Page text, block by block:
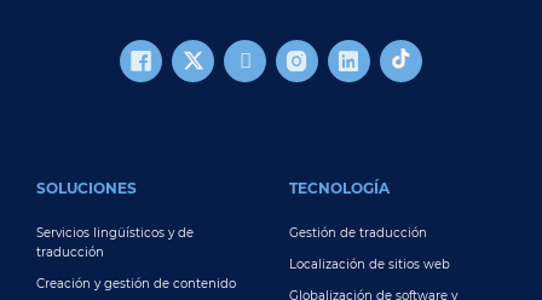
SOLUCIONES
Servicios lingüísticos y de
traducción
Creación y gestión de contenido
TECNOLOGÍA
Gestión de traducción
Localización de sitios web
Globalización de software y